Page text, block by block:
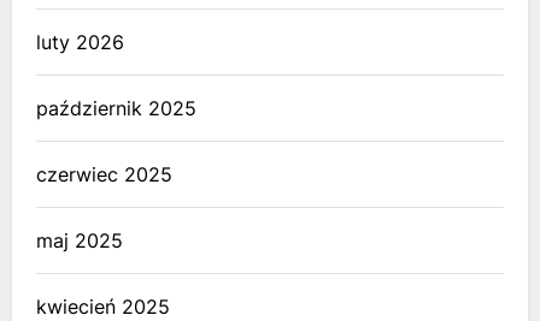
luty 2026
październik 2025
czerwiec 2025
maj 2025
kwiecień 2025